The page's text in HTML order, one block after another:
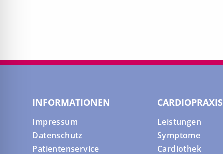
INFORMATIONEN
Impressum
Datenschutz
Patientenservice
CARDIOPRAXIS
Leistungen
Symptome
Cardiothek